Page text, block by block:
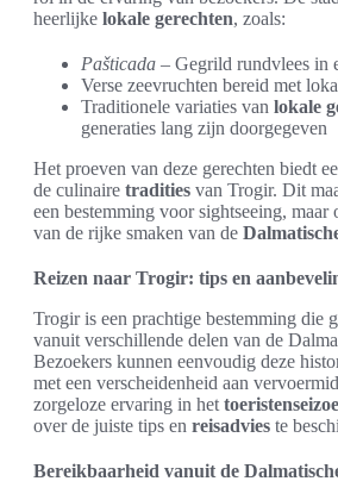
heerlijke lokale gerechten, zoals:
Pašticada – Gegrild rundvlees in
Verse zeevruchten bereid met
Traditionele variaties van lokale
generaties lang zijn doorgegeven
Het proeven van deze gerechten biedt
de culinaire tradities van Trogir. Dit
een bestemming voor sightseeing, maar
van de rijke smaken van de
Reizen naar Trogir: tips en
Trogir is een prachtige bestemming die
vanuit verschillende delen van de
Bezoekers kunnen eenvoudig deze
met een verscheidenheid aan
zorgeloze ervaring in het
over de juiste tips en reisadvies te
Bereikbaarheid vanuit de